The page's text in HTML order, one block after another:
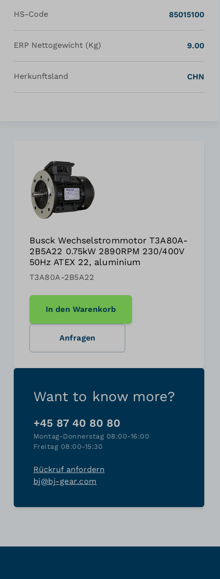
HS-Code 85015100
ERP Nettogewicht (Kg) 9.00
Herkunftsland CHN
Busck Wechselstrommotor T3A80A-
2B5A22 0.75kW 2890RPM 230/400V
50Hz ATEX 22, aluminium
T3A80A-2B5A22
In den Warenkorb
Anfragen
Want to know more?
+45 87 40 80 80
Montag-Donnerstag 08:00-16:00
Freitag 08:00-15:30
Rückruf anfordern
bj@bj-gear.com